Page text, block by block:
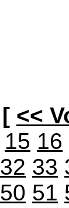
[ <<
15 16
32 33
50 51